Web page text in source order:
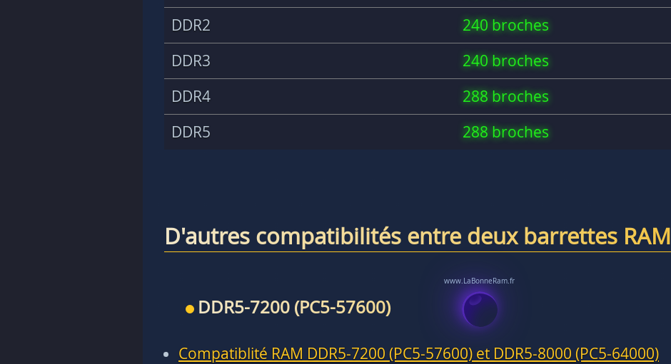
DDR2
240 broches
DDR3
240 broches
DDR4
288 broches
DDR5
288 broches
D'autres compatibilités entre deux barrettes RAM
DDR5-7200 (PC5-57600)
Compatiblité RAM DDR5-7200 (PC5-57600) et DDR5-8000 (PC5-64000)